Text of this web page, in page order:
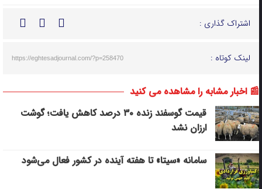
اشتراک گذاری :
لینک کوتاه : https://eghtesadjournal.com/?p=258470
📰 اخبار مشابه را مشاهده می کنید
قیمت گوسفند زنده ۳۰ درصد کاهش یافت؛ گوشت
ارزان نشد
سامانه «سیتا» تا هفته آینده در کشور فعال می‌شود